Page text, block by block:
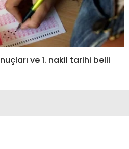
ve 1. nakil tarihi belli